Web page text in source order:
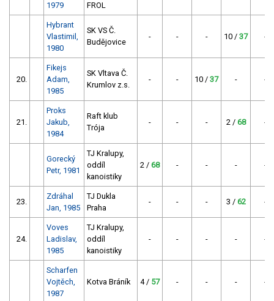
1979
FROL
Hybrant
Vlastimil,
1980
SK VS Č.
Budějovice
- - - 10 / 37 -
20.
Fikejs
Adam,
1985
SK Vltava Č.
Krumlov z.s.
- - 10 / 37 - -
21.
Proks
Jakub,
1984
Raft klub
Trója
- - - 2 / 68 -
Gorecký
Petr, 1981
TJ Kralupy,
oddíl
kanoistiky
2 / 68 - - - -
23.
Zdráhal
Jan, 1985
TJ Dukla
Praha
- - - 3 / 62 -
24.
Voves
Ladislav,
1985
TJ Kralupy,
oddíl
kanoistiky
- - - - -
Scharfen
Vojtěch,
1987
Kotva Bráník 4 / 57 - - - -